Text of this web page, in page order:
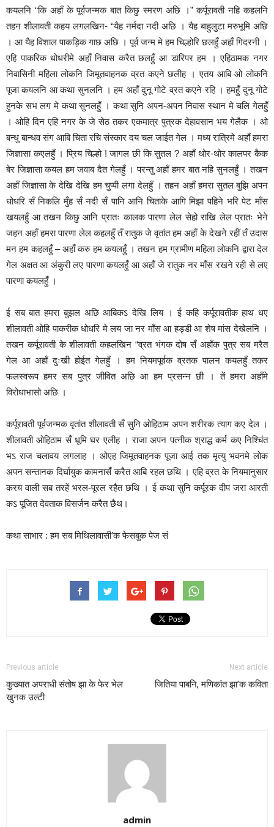
कयलनि “कि अहाँ के पूर्वजन्मक बात किछु स्मरण अछि ।” कर्पूरावती नहि कहलनि
तहन शीलावती कहय लगलखिन- “यैह नर्मदा नदी अछि । यैह बाहुलुटा मरुभूमि अछि
। आ यैह विशाल पाकड़िक गाछ अछि । पूर्व जन्म मे हम चिल्होरि छलहुँ अहाँ गिदरनी ।
एहि पाकरिक धोधरीमे अहाँ निवास करैत छलहुँ आ डारिपर हम । एहिठामक नगर
निवासिनी महिला लोकनि जिमूतवाहनक व्रत क‌एने छलीह । एतय आबि ओ लोकनि
पूजा कयलनि आ कथा सुनलनि । हम अहाँ दुनू गोटे व्रत क‌एने रहि । हमहुँ दुनू गोटे
हुनके सभ लग मे कथा सुनलहुँ । कथा सुनि अपन-अपन निवास स्थान मे चलि गेलहुँ
। ओहि दिन एहि नगर के जे सेठ तकर एकमात्र पुत्रक देहावसान भय गेलैक । ओ
बन्धु बान्धव संग आबि चिता रचि संस्कार दय चल जा‌ईत गेल । मध्य रात्रिमे अहाँ हमरा
जिज्ञासा क‌एलहुँ । प्रिय चिल्हो ! जागल छी कि सुतल ? अहाँ थोर-थोर कालपर कैक
बेर जिज्ञासा कयल हम जवाब दैत गेलहुँ । परन्तु अहाँ हमर बात नहि सुनलहुँ । तखन
अहाँ जिज्ञासा के देखि देखि हम चुप्पी लगा देलहुँ । तहन अहाँ हमरा सुतल बुझि अपन
धोधरि सँ निकलि मुँह सँ नदी सँ पानि आनि चिताके आगि मिझा पहिने भरि पेट माँस
खयलहुँ आ तखन किछु आनि प्रातः कालक पारणा लेल सेहो राखि लेल प्रातः भेने
जहन अहाँ हमरा पारणा लेल कहलहुँ तँ रातुक जे वृतांत हम अहाँ के देखने रहीं तँ उदास
मन हम कहलहुँ – अहाँ करु हम कयलहुँ । तखन हम ग्रामीण महिला लोकनि द्वारा देल
गेल अक्षत आ अंकुरी ल‌ए पारणा कयलहुँ आ अहाँ जे रातुक नर माँस रखने रही से ल‌ए
पारणा कयलहुँ ।
ई सब बात हमरा बुझल अछि आबिकऽ देखि लिय । ई कहि कर्पूरावतीक हाथ ध‌ए
शीलावती ओहि पाकरीक धोधरि मे लय जा नर माँस आ हड्डी आ शेष मांस देखेलनि ।
तखन कर्पूरावती के शीलावती कहलखिन “व्रत भंगक दोष सँ अहाँक पुत्र सब मरैत
गेल आ अहाँ दुःखी हो‌ईत गेलहुँ । हम नियमपूर्वक व्रतक पालन कयलहुँ तकर
फलस्वरूप हमर सब पुत्र जीवित अछि आ हम प्रसन्न छी । तें हमरा अहाँमे
विरोधाभासो अछि ।
कर्पूरावती पूर्वजन्मक वृतांत शीलावती सँ सुनि ओहिठाम अपन शरीरक त्याग क‌ए देल ।
शीलावती ओहिठाम सँ धूमि घर एलीह । राजा अपन पत्नीक श्राद्ध कर्म क‌ए निश्चिंत
भऽ राज चलावय लगलाह । ओ‌एह जिमूतवाहनक पूजा आ‌ई तक मृत्यु भवनमे लोक
अपन सन्तानक दिर्घायुक कामनासँ करैत आबि रहल छथि । एहि व्रत के नियमानुसार
करय वाली सब तरहें भरल-पूरल रहैत छथि । ई कथा सुनि कर्पूरक दीप जरा आरती
कऽ पूजित देवताक विसर्जन करैत छैथ।
कथा साभार : हम सब मिथिलावासी’क फेसबुक पेज सं
Previous article
कुख्यात अपराधी संतोष झा के फेर भेल
खुनक उल्टी
Next article
जितिया पाबनि, मणिकांत झा’क कविता
admin